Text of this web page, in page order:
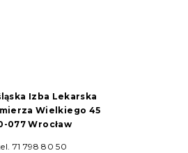
Izba Lekarska
Wielkiego 45
077 Wrocław
71 798 80 50